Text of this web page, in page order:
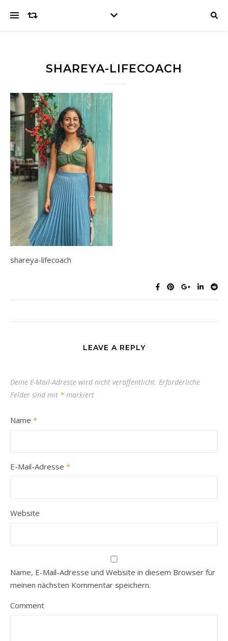
SHAREYA-LIFECOACH
shareya-lifecoach
LEAVE A REPLY
Deine E-Mail-Adresse wird nicht veröffentlicht. Erforderliche
Felder sind mit * markiert
Name *
E-Mail-Adresse *
Website
Name, E-Mail-Adresse und Website in diesem Browser für
meinen nächsten Kommentar speichern.
Comment